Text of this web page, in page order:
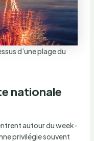
d’une plage du
nationale
autour du week-
privilégie souvent